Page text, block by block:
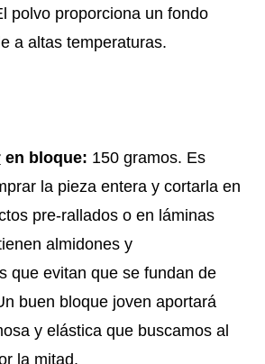
polvo proporciona un fondo
a altas temperaturas.
en bloque: 150 gramos. Es
la pieza entera y cortarla en
pre-rallados o en láminas
almidones y
que evitan que se fundan de
buen bloque joven aportará
y elástica que buscamos al
la mitad.